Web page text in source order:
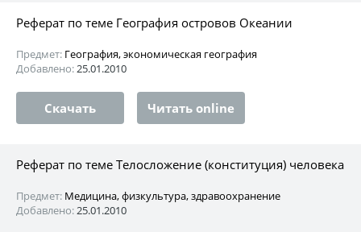
Реферат по теме География островов Океании
Предмет: География, экономическая география
Добавлено:25.01.2010
Скачать Читать online
Реферат по теме Телосложение (конституция) человека
Предмет: Медицина, физкультура, здравоохранение
Добавлено:25.01.2010